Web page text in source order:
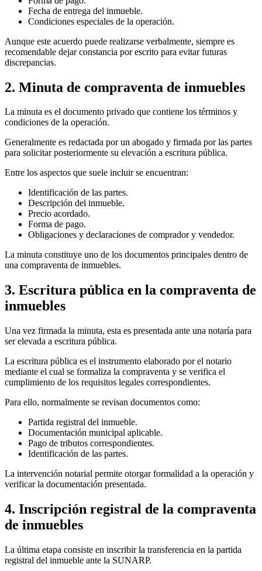
Fecha de entrega del inmueble.
Condiciones especiales de la operación.
Aunque este acuerdo puede realizarse verbalmente, siempre es
recomendable dejar constancia por escrito para evitar futuras
discrepancias.
2. Minuta de compraventa de inmuebles
La minuta es el documento privado que contiene los términos y
condiciones de la operación.
Generalmente es redactada por un abogado y firmada por las partes
para solicitar posteriormente su elevación a escritura pública.
Entre los aspectos que suele incluir se encuentran:
Identificación de las partes.
Descripción del inmueble.
Precio acordado.
Forma de pago.
Obligaciones y declaraciones de comprador y vendedor.
La minuta constituye uno de los documentos principales dentro de
una compraventa de inmuebles.
3. Escritura pública en la compraventa de
inmuebles
Una vez firmada la minuta, esta es presentada ante una notaría para
ser elevada a escritura pública.
La escritura pública es el instrumento elaborado por el notario
mediante el cual se formaliza la compraventa y se verifica el
cumplimiento de los requisitos legales correspondientes.
Para ello, normalmente se revisan documentos como:
Partida registral del inmueble.
Documentación municipal aplicable.
Pago de tributos correspondientes.
Identificación de las partes.
La intervención notarial permite otorgar formalidad a la operación y
verificar la documentación presentada.
4. Inscripción registral de la compraventa
de inmuebles
La última etapa consiste en inscribir la transferencia en la partida
registral del inmueble ante la SUNARP.